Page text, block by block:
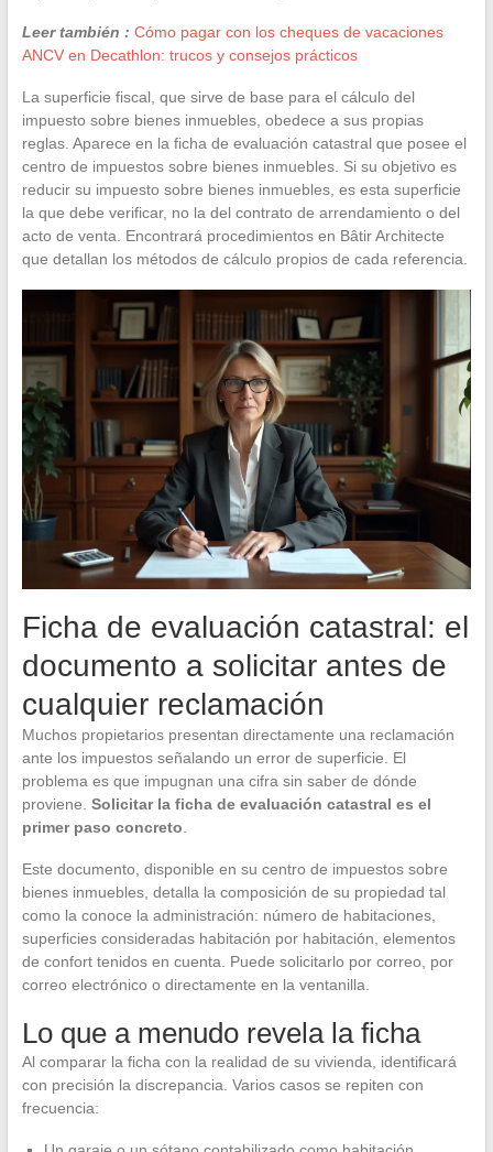
Leer también : Cómo pagar con los cheques de vacaciones
ANCV en Decathlon: trucos y consejos prácticos
La superficie fiscal, que sirve de base para el cálculo del
impuesto sobre bienes inmuebles, obedece a sus propias
reglas. Aparece en la ficha de evaluación catastral que posee el
centro de impuestos sobre bienes inmuebles. Si su objetivo es
reducir su impuesto sobre bienes inmuebles, es esta superficie
la que debe verificar, no la del contrato de arrendamiento o del
acto de venta. Encontrará procedimientos en Bâtir Architecte
que detallan los métodos de cálculo propios de cada referencia.
Ficha de evaluación catastral: el
documento a solicitar antes de
cualquier reclamación
Muchos propietarios presentan directamente una reclamación
ante los impuestos señalando un error de superficie. El
problema es que impugnan una cifra sin saber de dónde
proviene. Solicitar la ficha de evaluación catastral es el
primer paso concreto.
Este documento, disponible en su centro de impuestos sobre
bienes inmuebles, detalla la composición de su propiedad tal
como la conoce la administración: número de habitaciones,
superficies consideradas habitación por habitación, elementos
de confort tenidos en cuenta. Puede solicitarlo por correo, por
correo electrónico o directamente en la ventanilla.
Lo que a menudo revela la ficha
Al comparar la ficha con la realidad de su vivienda, identificará
con precisión la discrepancia. Varios casos se repiten con
frecuencia: